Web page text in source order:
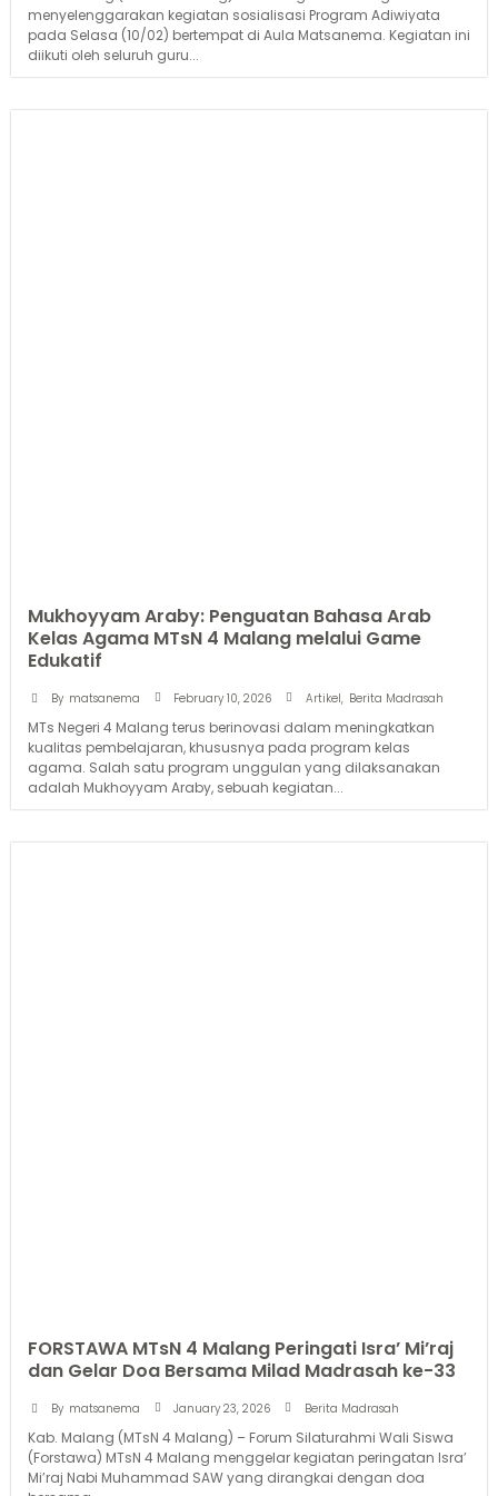
menyelenggarakan kegiatan sosialisasi Program Adiwiyata
pada Selasa (10/02) bertempat di Aula Matsanema. Kegiatan ini
diikuti oleh seluruh guru...
Mukhoyyam Araby: Penguatan Bahasa Arab
Kelas Agama MTsN 4 Malang melalui Game
Edukatif
By matsanema February 10, 2026 Artikel, Berita Madrasah
MTs Negeri 4 Malang terus berinovasi dalam meningkatkan
kualitas pembelajaran, khususnya pada program kelas
agama. Salah satu program unggulan yang dilaksanakan
adalah Mukhoyyam Araby, sebuah kegiatan...
FORSTAWA MTsN 4 Malang Peringati Isra’ Mi’raj
dan Gelar Doa Bersama Milad Madrasah ke-33
By matsanema January 23, 2026 Berita Madrasah
Kab. Malang (MTsN 4 Malang) – Forum Silaturahmi Wali Siswa
(Forstawa) MTsN 4 Malang menggelar kegiatan peringatan Isra’
Mi’raj Nabi Muhammad SAW yang dirangkai dengan doa